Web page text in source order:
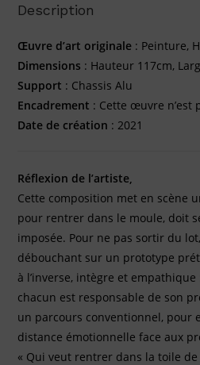
Description
Œuvre d’art originale : Peinture,
Dimensions : Hauteur 117cm,
Support : Chassis Alu
Encadrement : Cette œuvre n’est
Date de création : 2021
Réflexion de l’artiste,
Cette composition met en scène
pour rentrer dans le moule, doit
imposée. Pour ne pas sortir du
débouchant sur un prototype
à l’inverse, intègre et
chacun est responsable de son
un parcours conventionnel, pour
distance émotionnelle face aux
« Qui veut rentrer dans la toile de